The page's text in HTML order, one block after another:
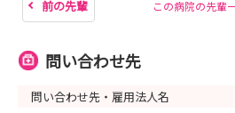
前の先輩 この病院の先輩
問い合わせ先
問い合わせ先・雇用法人名